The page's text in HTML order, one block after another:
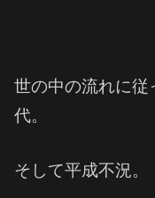
世の中の流れに従
代。
そして平成不況。